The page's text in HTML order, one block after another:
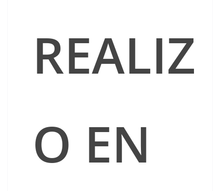
REALIZ
O EN